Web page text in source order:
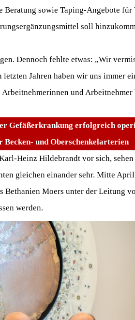
sowie Taping-Angebote
soll
Dennoch fehlte etwas: „Wir
Jahren haben wir uns immer
und
Gefäßerkrankung erfolgreich
und Oberschenkelarterien
Heinz Hildebrandt vor sich,
gleichen einander sehr. Mitte
Moers unter der Leitung
werden.